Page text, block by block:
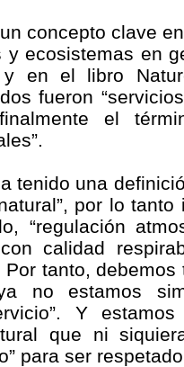
concepto clave
y ecosistemas en
en el libro
fueron
el
tenido una
por lo
“regulación
calidad
tanto,
no estamos
Y
que ni
para ser